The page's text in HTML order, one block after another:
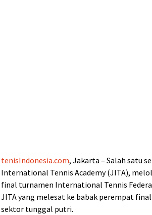
tenisIndonesia.com, Jakarta – Salah satu
International Tennis Academy (JITA),
final turnamen International Tennis
JITA yang melesat ke babak perempat
sektor tunggal putri.